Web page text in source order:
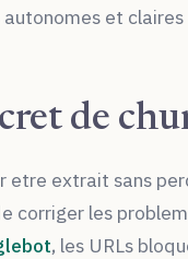
et
de
etre extrait sans
corriger les
, les URLs